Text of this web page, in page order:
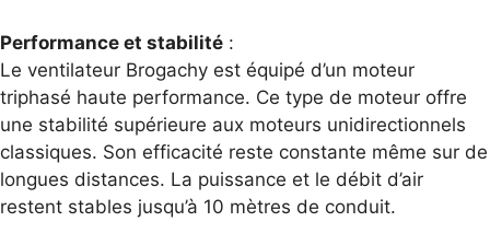
Performance et stabilité :
Le ventilateur Brogachy est équipé d’un moteur
triphasé haute performance. Ce type de moteur offre
une stabilité supérieure aux moteurs unidirectionnels
classiques. Son efficacité reste constante même sur de
longues distances. La puissance et le débit d’air
restent stables jusqu’à 10 mètres de conduit.